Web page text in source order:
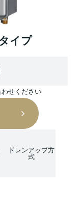
イプ
せください
ドレンアップ方
式